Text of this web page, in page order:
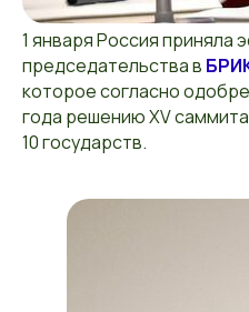
1 января Россия приняла
председательства в
которое согласно
года решению XV
10 государств.